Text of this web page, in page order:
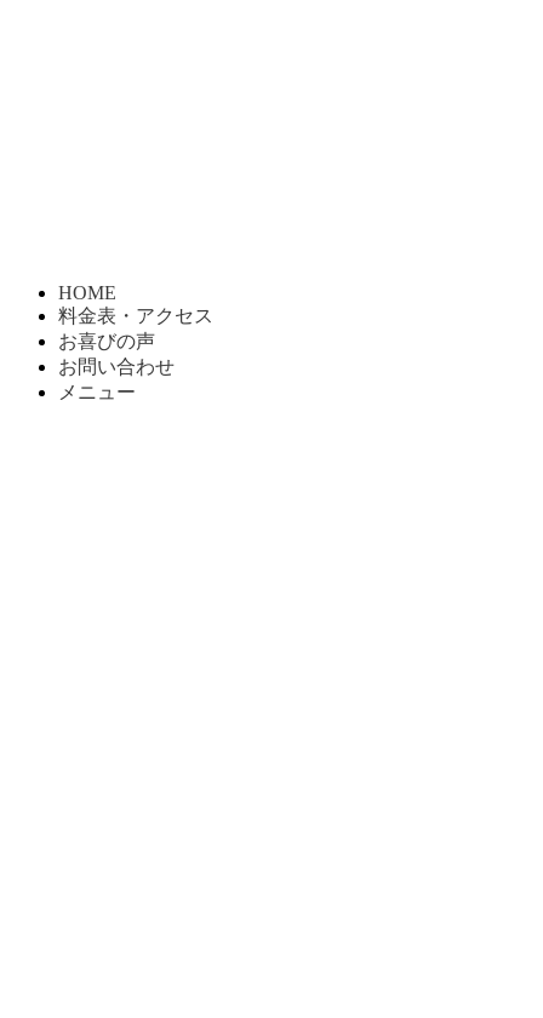
HOME
料金表・アクセス
お喜びの声
お問い合わせ
メニュー